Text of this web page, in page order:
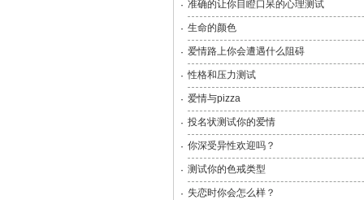
· 准确的让你目瞪口呆的心理测试
· 生命的颜色
· 爱情路上你会遭遇什么阻碍
· 性格和压力测试
· 爱情与pizza
· 投名状测试你的爱情
· 你深受异性欢迎吗？
· 测试你的色戒类型
· 失恋时你会怎么样？